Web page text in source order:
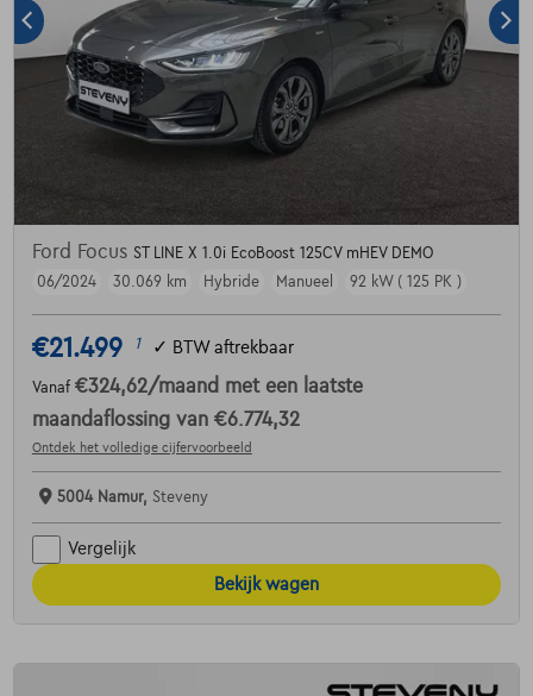
Ford Focus ST LINE X 1.0i EcoBoost 125CV mHEV DEMO
06/2024
30.069 km Hybride Manueel 92 kW ( 125 PK )
€21.499 1 ✓ BTW aftrekbaar
Vanaf €324,62/maand met een laatste
maandaflossing van €6.774,32
Ontdek het volledige cijfervoorbeeld
5004 Namur, Steveny
Vergelijk
Bekijk wagen